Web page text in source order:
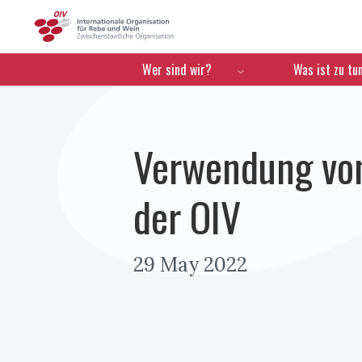
Menú de navegación
Wer sind wir? Was ist zu
Verwendung
der OIV
29 May 2022